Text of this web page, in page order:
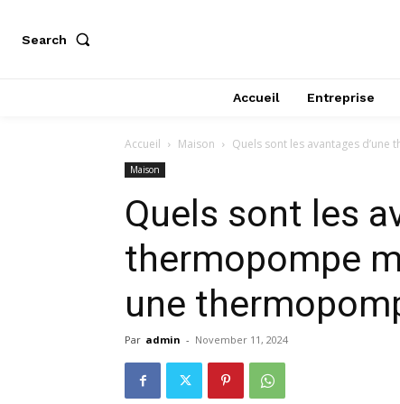
Search
Accueil Entreprise
Accueil Maison Quels sont les avantages
Maison
Quels sont les
thermopompe
une
Par admin - November 11, 2024